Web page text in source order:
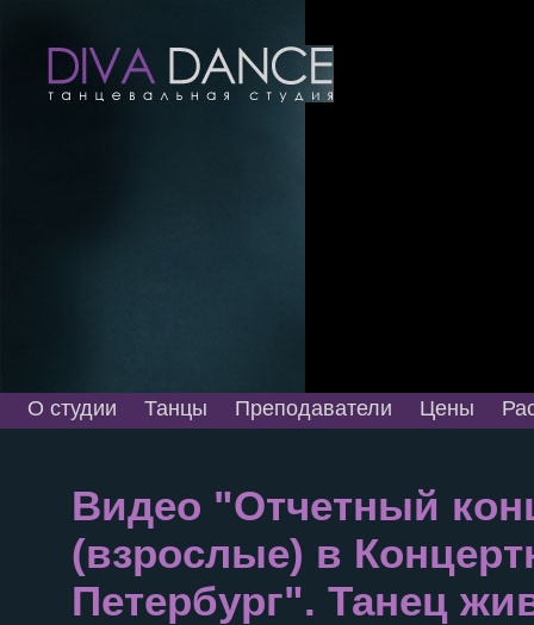
О студии Танцы Преподаватели Цены
Видео "Отчетный
(взрослые) в
Петербург". Танец